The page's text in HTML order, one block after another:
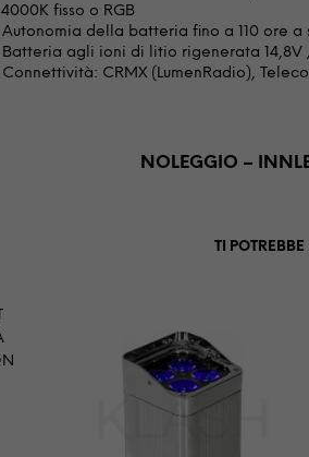
4000K fisso o RGB
Autonomia della batteria fino a 110 ore
Batteria agli ioni di litio rigenerata
Connettività: CRMX (LumenRadio),
NOLEGGIO –
TI POTREBBE